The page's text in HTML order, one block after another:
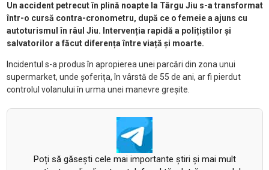
Un accident petrecut în plină noapte la Târgu Jiu s-a transformat
într-o cursă contra-cronometru, după ce o femeie a ajuns cu
autoturismul în râul Jiu. Intervenția rapidă a polițiștilor și
salvatorilor a făcut diferența între viață și moarte.
Incidentul s-a produs în apropierea unei parcări din zona unui
supermarket, unde șoferița, în vârstă de 55 de ani, ar fi pierdut
controlul volanului în urma unei manevre greșite.
Poți să găsești cele mai importante știri și mai mult